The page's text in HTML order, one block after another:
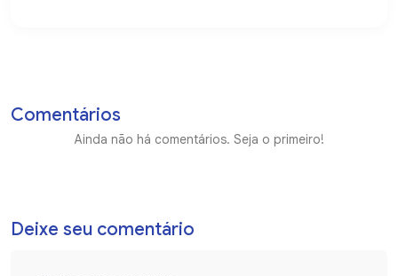
Comentários
Ainda não há comentários. Seja o primeiro!
Deixe seu comentário